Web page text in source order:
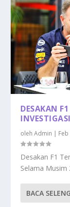
DESAKAN
olehAdmin |
Desakan F1
Selama Musim
BACA